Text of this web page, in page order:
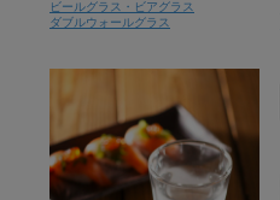
ビールグラス・ビアグラス
ダブルウォールグラス